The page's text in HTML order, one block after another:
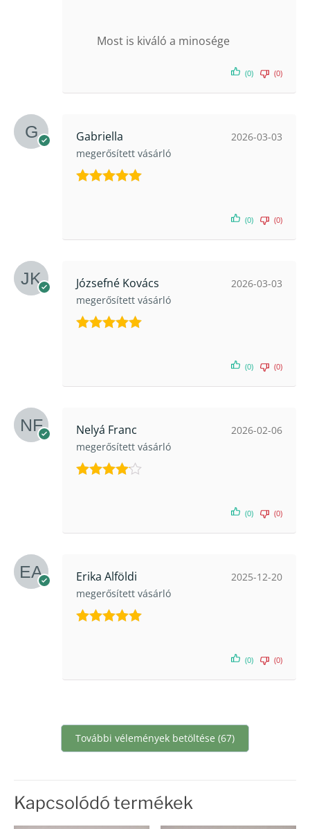
Most is kiváló a minosége
(0) (0)
Gabriella
megerősített vásárló
2026-03-03
(0) (0)
Józsefné Kovács
megerősített vásárló
2026-03-03
(0) (0)
Nelyá Franc
megerősített vásárló
2026-02-06
(0) (0)
Erika Alföldi
megerősített vásárló
2025-12-20
(0) (0)
További vélemények betöltése (67)
Kapcsolódó termékek